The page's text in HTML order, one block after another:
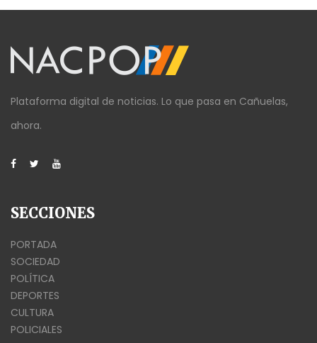
Plataforma digital de noticias. Lo que pasa en Cañuelas,
ahora.
SECCIONES
PORTADA
SOCIEDAD
POLÍTICA
DEPORTES
CULTURA
POLICIALES